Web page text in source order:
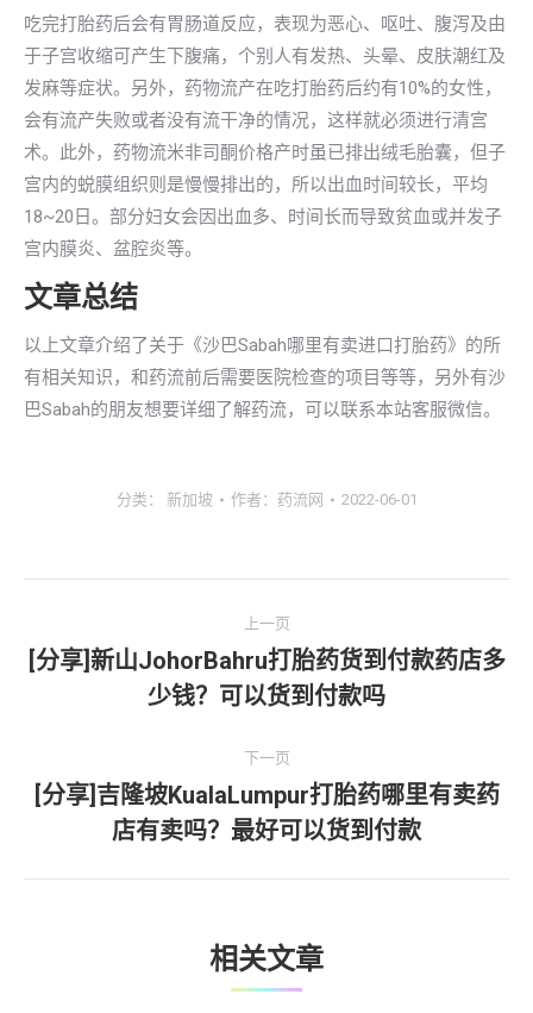
吃完打胎药后会有胃肠道反应，表现为恶心、呕吐、腹泻及由
于子宫收缩可产生下腹痛，个别人有发热、头晕、皮肤潮红及
发麻等症状。另外，药物流产在吃打胎药后约有10%的女性，
会有流产失败或者没有流干净的情况，这样就必须进行清宫
术。此外，药物流米非司酮价格产时虽已排出绒毛胎囊，但子
宫内的蜕膜组织则是慢慢排出的，所以出血时间较长，平均
18~20日。部分妇女会因出血多、时间长而导致贫血或并发子
宫内膜炎、盆腔炎等。
文章总结
以上文章介绍了关于《沙巴Sabah哪里有卖进口打胎药》的所
有相关知识，和药流前后需要医院检查的项目等等，另外有沙
巴Sabah的朋友想要详细了解药流，可以联系本站客服微信。
分类： 新加坡 作者： 药流网 2022-06-01
章
上一页
上
一
[分享]新山JohorBahru打胎药货到付款药店多
少钱？可以货到付款吗
下一页
下
一
文
[分享]吉隆坡KualaLumpur打胎药哪里有卖药
店有卖吗？最好可以货到付款
相关文章